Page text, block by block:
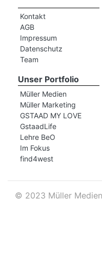
Kontakt
AGB
Impressum
Datenschutz
Team
Unser Portfolio
Müller Medien
Müller Marketing
GSTAAD MY LOVE
GstaadLife
Lehre BeO
Im Fokus
find4west
© 2023 Müller